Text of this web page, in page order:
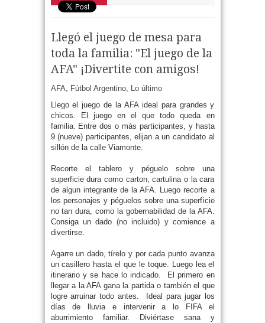
Llegó el juego de mesa para
toda la familia: "El juego de la
AFA" ¡Divertite con amigos!
AFA, Fútbol Argentino, Lo último
Llego el juego de la AFA ideal para grandes y
chicos. El juego en el que todo queda en
familia. Entre dos o más participantes, y hasta
9 (nueve) participantes, elijan a un candidato al
sillón de la calle Viamonte.
Recorte el tablero y péguelo sobre una
superficie dura como carton, cartulina o la cara
de algun integrante de la AFA. Luego recorte a
los personajes y péguelos sobre una superficie
no tan dura, como la gobernabilidad de la AFA.
Consiga un dado (no incluido) y comience a
divertirse.
Agarre un dado, tírelo y por cada punto avanza
un casillero hasta el que le toque. Luego lea el
itinerario y se hace lo indicado. El primero en
llegar a la AFA gana la partida o también el que
logre arruinar todo antes. Ideal para jugar los
días de lluvia e intervenir a lo FIFA el
aburrimiento familiar. Diviértase sana y